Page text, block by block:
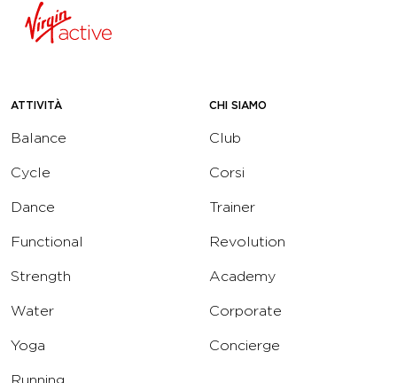
ATTIVITÀ
Balance
Cycle
Dance
Functional
Strength
Water
Yoga
CHI SIAMO
Club
Corsi
Trainer
Revolution
Academy
Corporate
Concierge